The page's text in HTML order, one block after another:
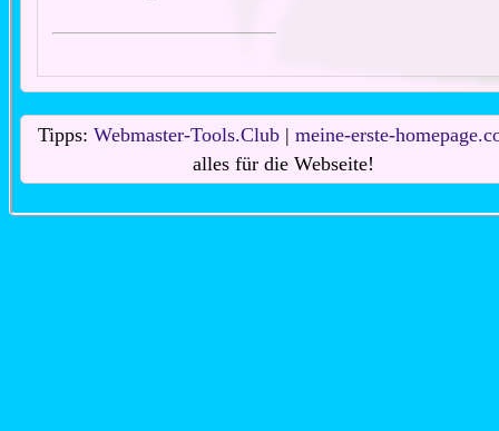
Tipps: Webmaster-Tools.Club| meine-erste-
alles für die Webseite!